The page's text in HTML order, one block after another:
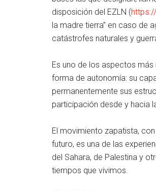
disposición del EZLN (
la madre tierra en caso de
catástrofes naturales y
Es uno de los aspectos
forma de autonomía: su
permanentemente sus
participación desde y hacia
El movimiento zapatista,
futuro, es una de las
del Sahara, de Palestina y
tiempos que vivimos.